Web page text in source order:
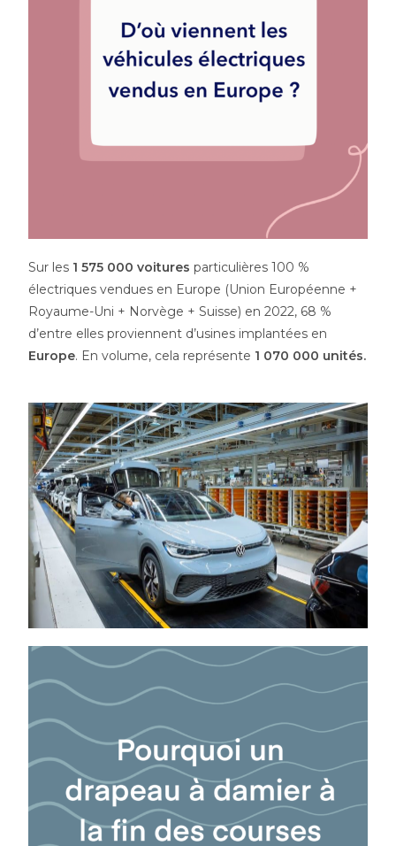
Sur les 1 575 000 voitures particulières 100 %
électriques vendues en Europe (Union Européenne +
Royaume-Uni + Norvège + Suisse) en 2022, 68 %
d’entre elles proviennent d’usines implantées en
Europe. En volume, cela représente 1 070 000 unités.